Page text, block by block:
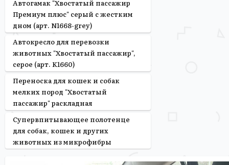
Автогамак "Хвостатый пассажир
Премиум плюс" серый с жестким
дном (арт. N1668-grey)
Автокресло для перевозки
животных "Хвостатый пассажир",
серое (арт. K1660)
Переноска для кошек и собак
мелких пород "Хвостатый
пассажир" раскладная
Супервпитывающее полотенце
для собак, кошек и других
животных из микрофибры